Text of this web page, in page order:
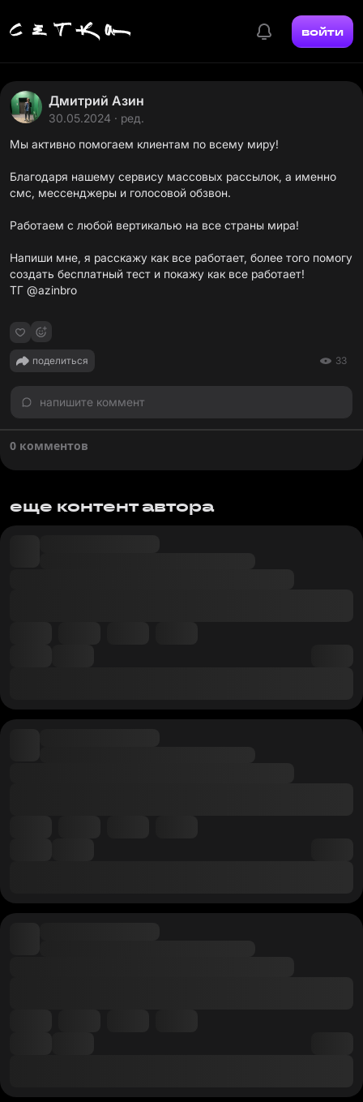
войти
Дмитрий Азин
30.05.2024 · ред.
Мы активно помогаем клиентам по всему миру!
Благодаря нашему сервису массовых рассылок, а именно
смс, мессенджеры и голосовой обзвон.
Работаем с любой вертикалью на все страны мира!
Напиши мне, я расскажу как все работает, более того помогу
создать бесплатный тест и покажу как все работает!
ТГ @azinbro
поделиться 33
напишите коммент
0 комментов
еще контент автора